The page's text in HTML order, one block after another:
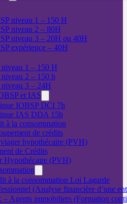
niveau 1 – 150 H
niveau 2 – 80H
niveau 3 – 20H ou 40H
expérience – 40H
1 – 150 H
2 – 150 h
3 – 24H
et IAS
IOBSP DCI 7h
IAS DDA 15h
à la consommation
de crédits
hypothécaire (PVH)
de Crédits
Hypothécaire (PVH)
à la consommation Loi Lagarde
(Analyse financière d’une
Agents immobiliers (Formation